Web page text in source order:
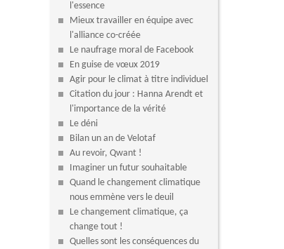
l'essence
Mieux travailler en équipe avec
l'alliance co-créée
Le naufrage moral de Facebook
En guise de vœux 2019
Agir pour le climat à titre individuel
Citation du jour : Hanna Arendt et
l'importance de la vérité
Le déni
Bilan un an de Velotaf
Au revoir, Qwant !
Imaginer un futur souhaitable
Quand le changement climatique
nous emmène vers le deuil
Le changement climatique, ça
change tout !
Quelles sont les conséquences du